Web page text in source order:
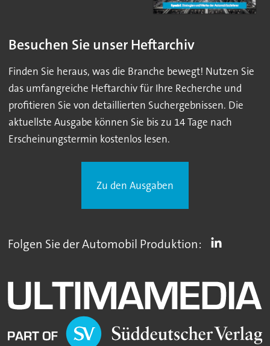
Besuchen Sie unser Heftarchiv
Finden Sie heraus, was die Branche bewegt! Nutzen Sie
das umfangreiche Heftarchiv für Ihre Recherche und
profitieren Sie von detaillierten Suchergebnissen. Die
aktuellste Ausgabe können Sie bis zu 14 Tage nach
Erscheinungstermin kostenlos lesen.
Zu den Ausgaben
Folgen Sie der Automobil Produktion: